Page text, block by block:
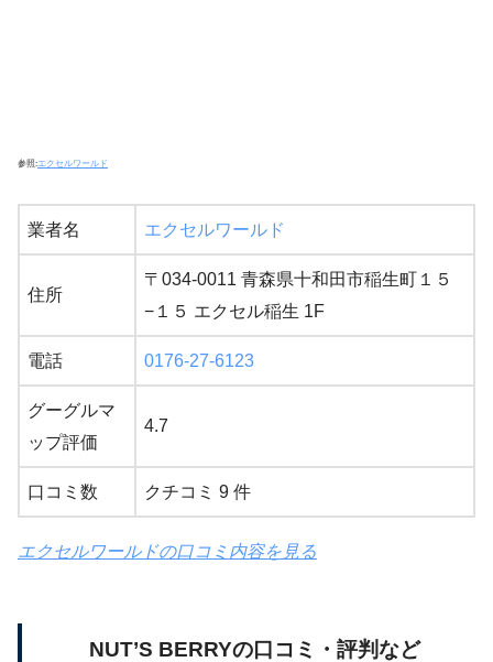
参照:エクセルワールド
業者名 エクセルワールド
住所
〒034-0011 青森県十和田市稲生町１５
−１５ エクセル稲生 1F
電話 0176-27-6123
グーグルマ
ップ評価
4.7
口コミ数 クチコミ 9 件
エクセルワールドの口コミ内容を見る
NUT’S BERRYの口コミ・評判など